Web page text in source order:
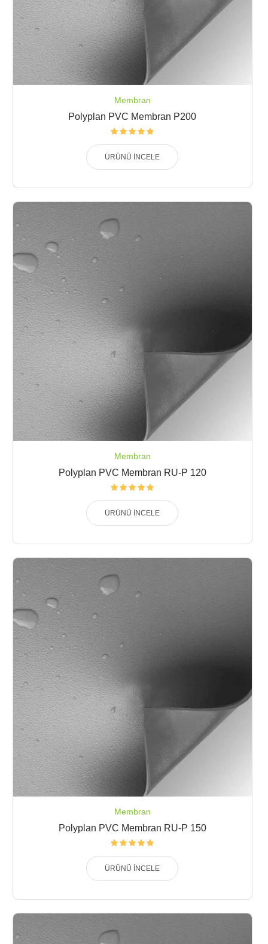
Membran
Polyplan PVC Membran P200
ÜRÜNÜ İNCELE
Membran
Polyplan PVC Membran RU-P 120
ÜRÜNÜ İNCELE
Membran
Polyplan PVC Membran RU-P 150
ÜRÜNÜ İNCELE